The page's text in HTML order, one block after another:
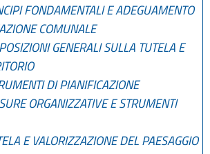
FONDAMENTALI E ADEGUAMENTO
COMUNALE
GENERALI SULLA TUTELA E
DI PIANIFICAZIONE
ORGANIZZATIVE E STRUMENTI
E VALORIZZAZIONE DEL PAESAGGIO